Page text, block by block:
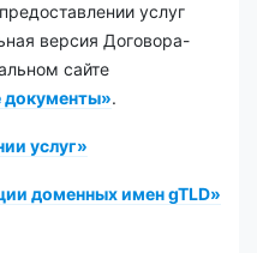
услуг
версия Договора-
сайте
документы».
услуг»
доменных имен gTLD»